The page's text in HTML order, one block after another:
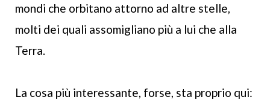
mondi che orbitano attorno ad altre stelle,
molti dei quali assomigliano più a lui che alla
Terra.
La cosa più interessante, forse, sta proprio qui: